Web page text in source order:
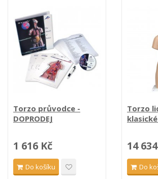
Torzo průvodce -
DOPRODEJ
1 616 Kč
Do košíku
Torzo
14
Do